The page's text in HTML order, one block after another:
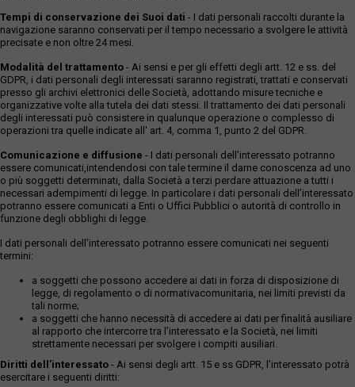
Tempi di conservazione dei Suoi dati - I dati personali raccolti durante la
navigazione saranno conservati per il tempo necessario a svolgere le attività
precisate e non oltre 24 mesi.
Modalità del trattamento - Ai sensi e per gli effetti degli artt. 12 e ss. del
GDPR, i dati personali degli interessati saranno registrati, trattati e conservati
presso gli archivi elettronici delle Società, adottando misure tecniche e
organizzative volte alla tutela dei dati stessi. Il trattamento dei dati personali
degli interessati può consistere in qualunque operazione o complesso di
operazioni tra quelle indicate all' art. 4, comma 1, punto 2 del GDPR.
Comunicazione e diffusione - I dati personali dell’interessato potranno
essere comunicati,intendendosi con tale termine il darne conoscenza ad uno
o più soggetti determinati, dalla Società a terzi perdare attuazione a tutti i
necessari adempimenti di legge. In particolare i dati personali dell’interessato
potranno essere comunicati a Enti o Uffici Pubblici o autorità di controllo in
funzione degli obblighi di legge.
I dati personali dell’interessato potranno essere comunicati nei seguenti
termini:
a soggetti che possono accedere ai dati in forza di disposizione di
legge, di regolamento o di normativacomunitaria, nei limiti previsti da
tali norme;
a soggetti che hanno necessità di accedere ai dati per finalità ausiliare
al rapporto che intercorre tra l’interessato e la Società, nei limiti
strettamente necessari per svolgere i compiti ausiliari.
Diritti dell’interessato - Ai sensi degli artt. 15 e ss GDPR, l’interessato potrà
esercitare i seguenti diritti: